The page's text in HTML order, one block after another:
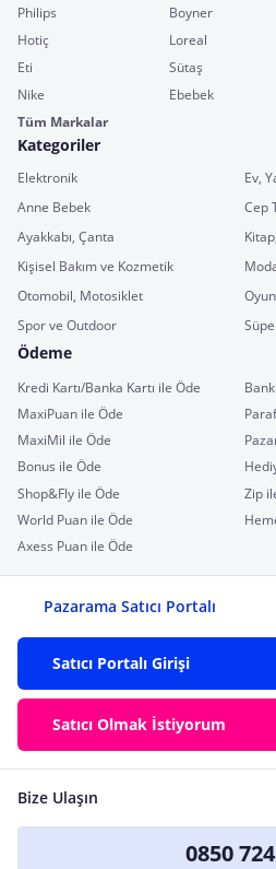
Philips
Boyner
Hotiç
Loreal
Eti
Sütaş
Nike
Ebebek
Tüm Markalar
Kategoriler
Elektronik
Ev,
Anne Bebek
Cep
Ayakkabı, Çanta
Kişisel Bakım ve Kozmetik
Otomobil, Motosiklet
Spor ve Outdoor
Ödeme
Kredi Kartı/Banka Kartı ile Öde
MaxiPuan ile Öde
MaxiMil ile Öde
Bonus ile Öde
Shop&Fly ile Öde
Zip
World Puan ile Öde
Axess Puan ile Öde
Pazarama Satıcı Portalı
Satıcı Portalı Girişi
Satıcı Olmak İstiyorum
Bize Ulaşın
0850